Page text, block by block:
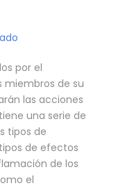
por el
miembros de su
las acciones
una serie de
tipos de
de efectos
de los
el